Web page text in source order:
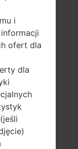
Li-Ion
mAh
i
ofert dla
dla